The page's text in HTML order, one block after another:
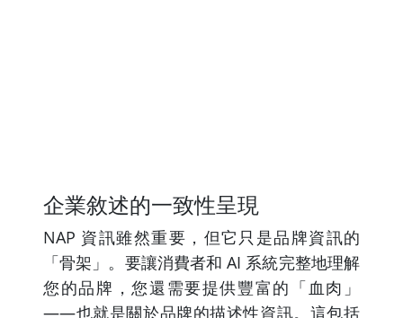
企業敘述的一致性呈現
NAP 資訊雖然重要，但它只是品牌資訊的
「骨架」。要讓消費者和 AI 系統完整地理解
您的品牌，您還需要提供豐富的「血肉」
——也就是關於品牌的描述性資訊。這包括